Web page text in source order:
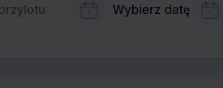
Wybierz datę